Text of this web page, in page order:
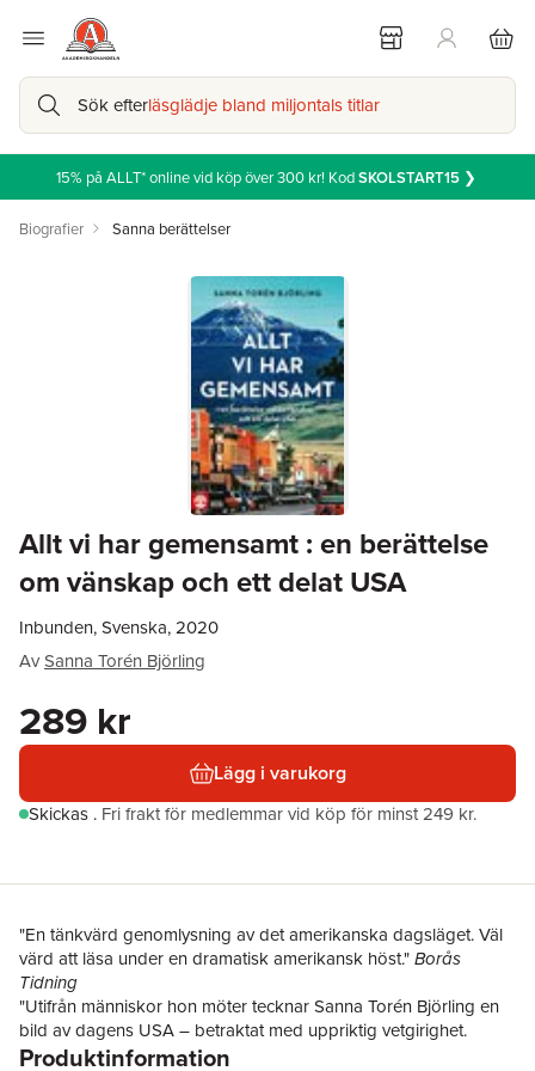
Sök efterläsglädje bland miljontals titlar
15% på ALLT* online vid köp över 300 kr! KodSKOLSTART15❯
Biografier Sanna berättelser
Allt vi har gemensamt : en berättelse
om vänskap och ett delat USA
Inbunden, Svenska, 2020
AvSanna Torén Björling
289 kr
Lägg i varukorg
Skickas . Fri frakt för medlemmar vid köp för minst 249 kr.
"En tänkvärd genomlysning av det amerikanska dagsläget. Väl
värd att läsa under en dramatisk amerikansk höst."Borås
Tidning
"Utifrån människor hon möter tecknar Sanna Torén Björling en
bild av dagens USA – betraktat med uppriktig vetgirighet.
Försöker förstå, inte fördöma. I en flod av USA-böcker inför
Produktinformation